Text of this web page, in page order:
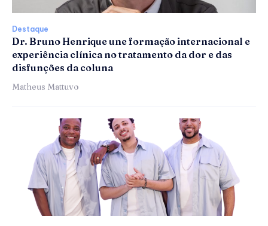
Destaque
Dr. Bruno Henrique une formação internacional e
experiência clínica no tratamento da dor e das
disfunções da coluna
Matheus Mattuvo